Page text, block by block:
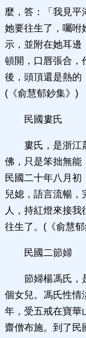
麼，答：「我見平
她要往生了，囑咐
示，並附在她耳邊
頓開，口唇張合，
後，頭頂還是熱的
(《俞慧郁鈔集》)
民國婁氏
婁氏，是浙江
佛，只是笨拙無能
民國二十年八月初
兒媳，語言流暢，
人，持紅燈來接我
往生了。(《俞慧
民國二節婦
節婦楊馮氏，
個女兒。馮氏性情
年，受五戒在寶華
齋僧布施。到了民